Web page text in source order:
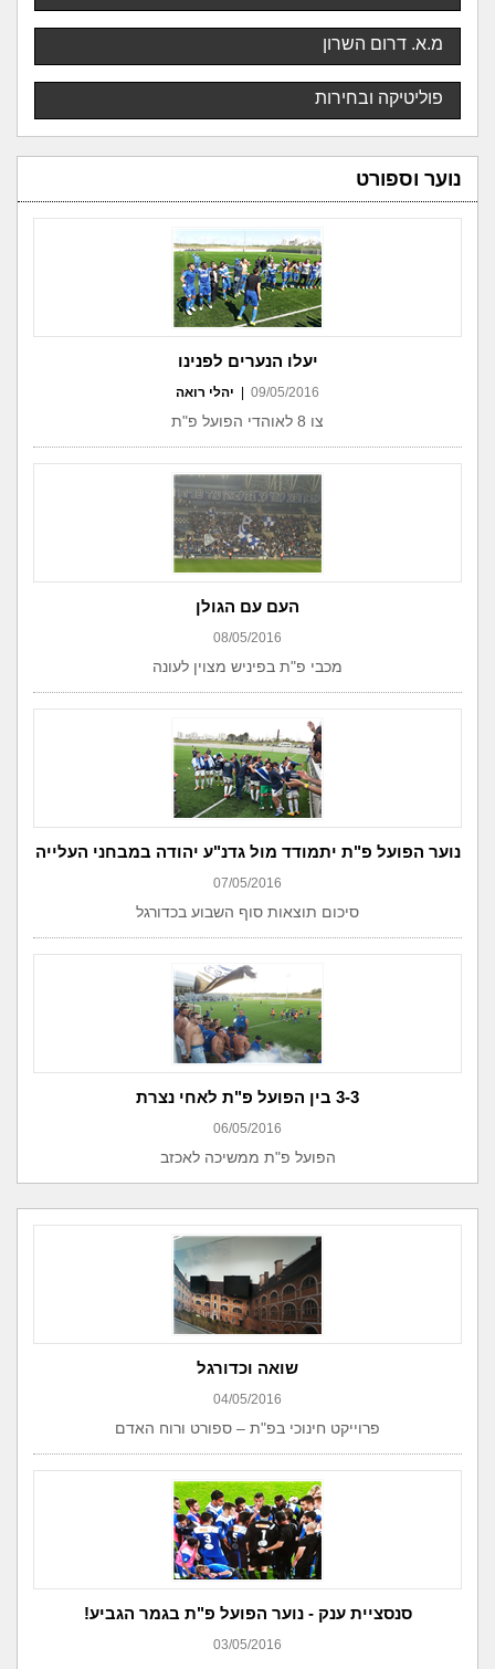
מ.א. דרום השרון
פוליטיקה ובחירות
נוער וספורט
יעלו הנערים לפנינו
09/05/2016 יהלי רואה
צו 8 לאוהדי הפועל פ"ת
העם עם הגולן
08/05/2016
מכבי פ"ת בפיניש מצוין לעונה
נוער הפועל פ"ת יתמודד מול גדנ"ע יהודה במבחני העלייה
07/05/2016
סיכום תוצאות סוף השבוע בכדורגל
3-3 בין הפועל פ"ת לאחי נצרת
06/05/2016
הפועל פ"ת ממשיכה לאכזב
שואה וכדורגל
04/05/2016
פרוייקט חינוכי בפ"ת – ספורט ורוח האדם
סנסציית ענק - נוער הפועל פ"ת בגמר הגביע!
03/05/2016